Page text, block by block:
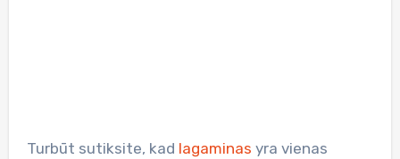
Turbūt sutiksite, kad lagaminas yra vienas